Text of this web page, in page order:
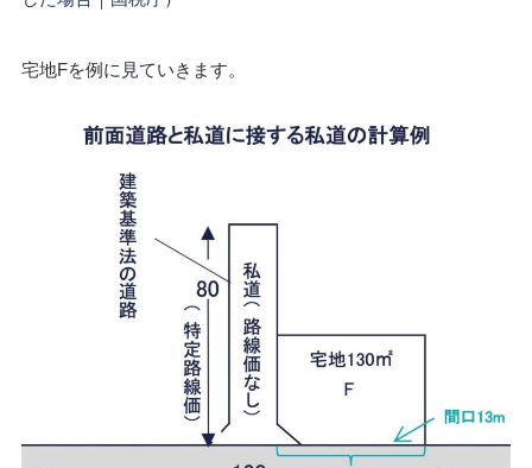
宅地Fを例に見ていきます。